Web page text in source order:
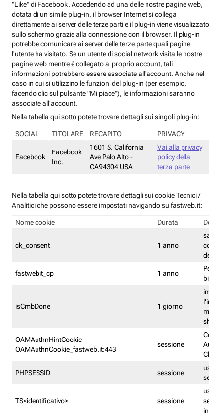
"Like" di Facebook. Accedendo ad una delle nostre pagine web,
dotata di un simile plug-in, il browser Internet si collega
direttamente ai server delle terze parti e il plug-in viene visualizzato
sullo schermo grazie alla connessione con il browser. Il plug-in
potrebbe comunicare ai server delle terze parte quali pagine
l'utente ha visitato. Se un utente di social network visita le nostre
pagine web mentre è collegato al proprio account, tali
informazioni potrebbero essere associate all'account. Anche nel
caso in cui si utilizzino le funzioni del plug-in (per esempio,
facendo clic sul pulsante "Mi piace"), le informazioni saranno
associate all'account.
Nella tabella qui sotto potete trovare dettagli sui singoli plug-in:
SOCIAL TITOLARE RECAPITO PRIVACY
Facebook
Facebook
Inc.
1601 S. California
Ave Palo Alto -
CA94304 USA
Vai alla privacy
policy della
terza parte
Nella tabella qui sotto potete trovare dettagli sui cookie Tecnici /
Analitici che possono essere impostati navigando su fastweb.it:
Nome cookie Durata
ck_consent 1 anno
salva
dei
fastwebit_cp 1 anno
isCmbDone 1 giorno
shp
OAMAuthnHintCookie
OAMAuthnCookie_fastweb.it:443
sessione
PHPSESSID sessione
TS<identificativo> sessione